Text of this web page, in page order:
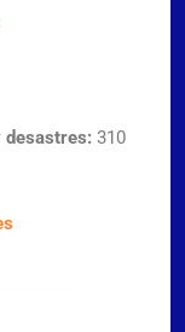
desastres: 310